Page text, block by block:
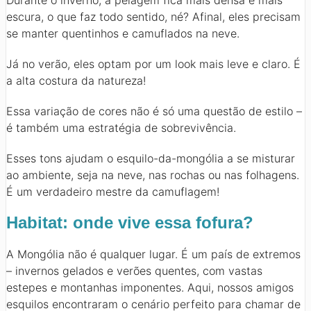
escura, o que faz todo sentido, né? Afinal, eles precisam
se manter quentinhos e camuflados na neve.
Já no verão, eles optam por um look mais leve e claro. É
a alta costura da natureza!
Essa variação de cores não é só uma questão de estilo –
é também uma estratégia de sobrevivência.
Esses tons ajudam o esquilo-da-mongólia a se misturar
ao ambiente, seja na neve, nas rochas ou nas folhagens.
É um verdadeiro mestre da camuflagem!
Habitat: onde vive essa fofura?
A Mongólia não é qualquer lugar. É um país de extremos
– invernos gelados e verões quentes, com vastas
estepes e montanhas imponentes. Aqui, nossos amigos
esquilos encontraram o cenário perfeito para chamar de